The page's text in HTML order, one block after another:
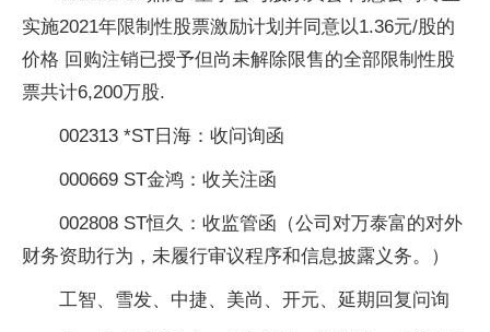
实施2021年限制性股票激励计划并同意以1.36元/股的
价格 回购注销已授予但尚未解除限售的全部限制性股
票共计6,200万股.
002313 *ST日海：收问询函
000669 ST金鸿：收关注函
002808 ST恒久：收监管函（公司对万泰富的对外
财务资助行为，未履行审议程序和信息披露义务。）
工智、雪发、中捷、美尚、开元、延期回复问询